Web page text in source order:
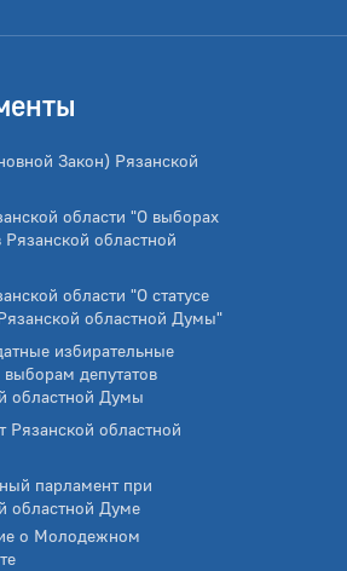
Закон) Рязанской
области "О выборах
Рязанской областной
области "О статусе
областной Думы"
избирательные
выборам депутатов
областной Думы
Рязанской областной
парламент при
областной Думе
о Молодежном